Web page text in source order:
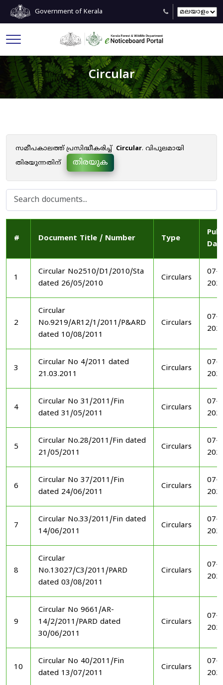
Government of Kerala
Circular
സമീപകാലത്ത് പ്രസിദ്ധീകരിച്ച് Circular. വിപുലമായി
തിരയുന്നതിന്
തിരയുക
# Document Title / Number Type
1
Circular No2510/D1/2010/Sta
dated 26/05/2010
Circulars
07-
2
Circular
No.9219/AR12/1/2011/P&ARD
dated 10/08/2011
Circulars
07-
3
Circular No 4/2011 dated
21.03.2011
Circulars
07-
4
Circular No 31/2011/Fin
dated 31/05/2011
Circulars
07-
5
Circular No.28/2011/Fin dated
21/05/2011
Circulars
07-
6
Circular No 37/2011/Fin
dated 24/06/2011
Circulars
07-
7
Circular No.33/2011/Fin dated
14/06/2011
Circulars
07-
8
Circular
No.13027/C3/2011/PARD
dated 03/08/2011
Circulars
07-
9
Circular No 9661/AR-
14/2/2011/PARD dated
30/06/2011
Circulars
07-
10
Circular No 40/2011/Fin
dated 13/07/2011
Circulars
07-